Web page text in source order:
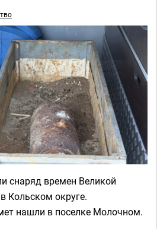
снаряд времен Великой
Кольском округе.
нашли в поселке Молочном.